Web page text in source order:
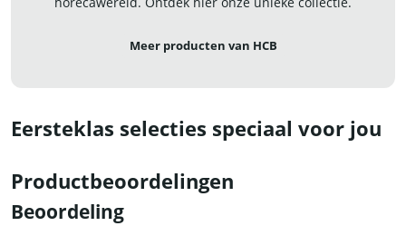
Meer producten van HCB
Eersteklas selecties speciaal voor jou
Productbeoordelingen
Beoordeling